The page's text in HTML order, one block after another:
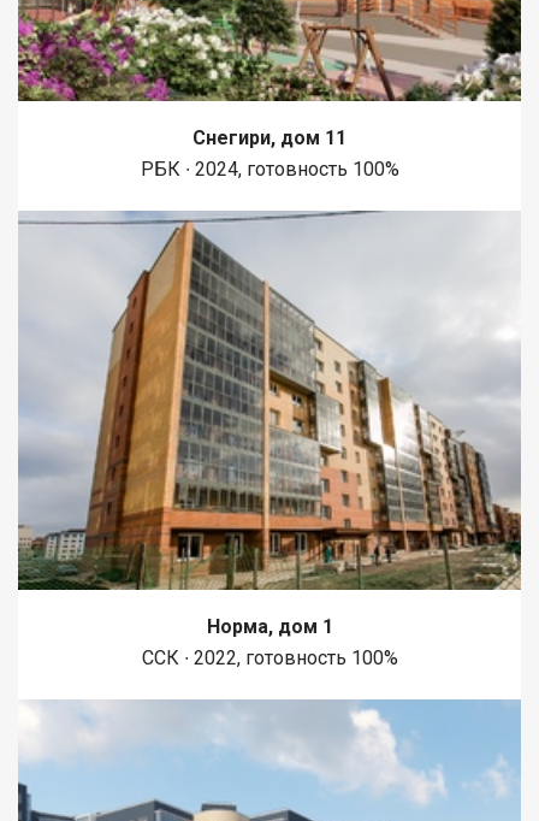
Снегири, дом 11
РБК ∙ 2024, готовность 100%
Норма, дом 1
ССК ∙ 2022, готовность 100%